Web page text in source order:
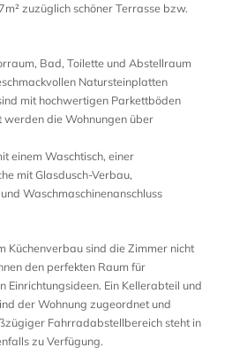
zuzüglich schöner Terrasse bzw.
Bad, Toilette und Abstellraum
Natursteinplatten
mit hochwertigen Parkettböden
die Wohnungen über
einem Waschtisch, einer
mit Glasdusch-Verbau,
Waschmaschinenanschluss
Küchenverbau sind die Zimmer nicht
den perfekten Raum für
Einrichtungsideen. Ein Kellerabteil und
der Wohnung zugeordnet und
Fahrradabstellbereich steht in
zu Verfügung.